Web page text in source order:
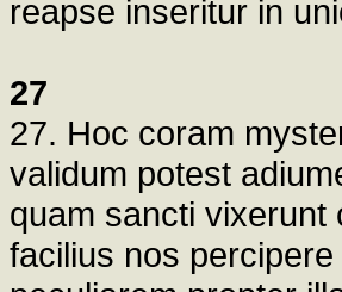
reapse inseritur in
27
27. Hoc coram
validum potest
quam sancti vixerunt
facilius nos